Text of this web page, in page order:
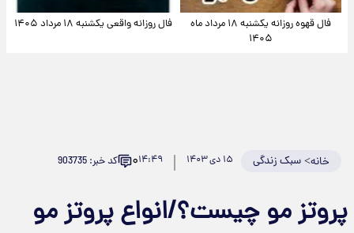
فال قهوه روزانه یکشنبه ۱۸ مرداد ماه
۱۴۰۵
فال روزانه واقعی یکشنبه ۱۸ مرداد ۱۴۰۵
خانه>سبک زندگی ۱۵ دی ۱۴۰۳ ۱۴:۴۹۰ کد خبر: 903735
پروتز مو چیست؟/انواع پروتز مو